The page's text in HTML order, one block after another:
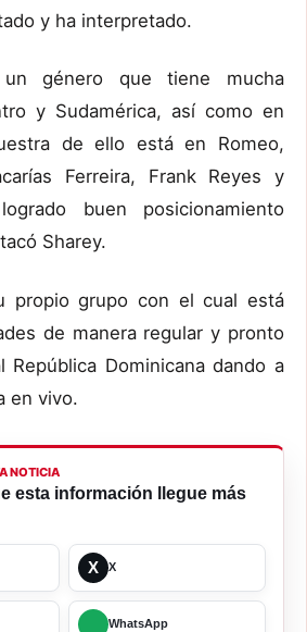
y ha interpretado.
género que tiene mucha
y Sudamérica, así como en
de ello está en Romeo,
Ferreira, Frank Reyes y
buen posicionamiento
Sharey.
propio grupo con el cual está
de manera regular y pronto
República Dominicana dando a
en vivo.
NOTICIA
esta información llegue más
X X
WhatsApp